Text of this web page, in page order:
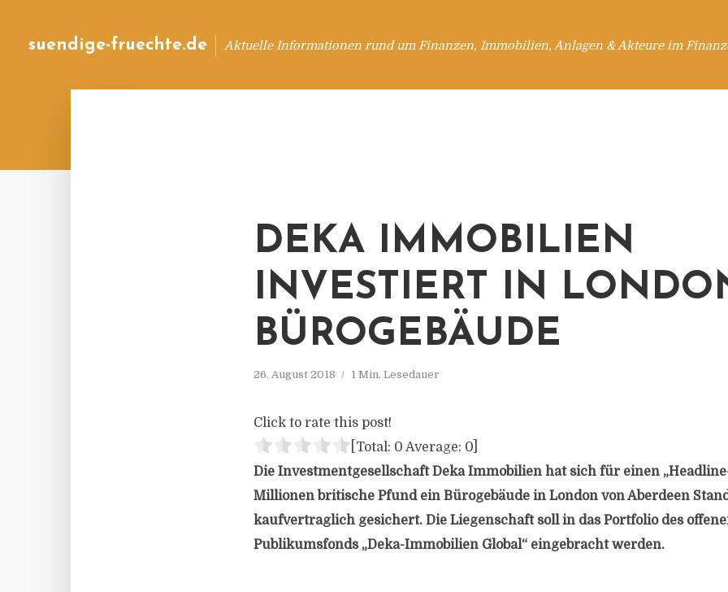
suendige-fruechte.de Aktuelle Informationen rund um Finanzen, Immobilien, Anlagen & Akteure im
DEKA IMMOBILIEN
INVESTIERT IN
BÜROGEBÄUDE
26. August 2018 1 Min. Lesedauer
Click to rate this post!
[Total: 0 Average: 0
Die Investmentgesellschaft Deka Immobilien hat sich für einen
Millionen britische Pfund ein Bürogebäude in London von Aberdeen
kaufvertraglich gesichert. Die Liegenschaft soll in das Portfolio des
Publikumsfonds „Deka-Immobilien Global“ eingebracht werden.